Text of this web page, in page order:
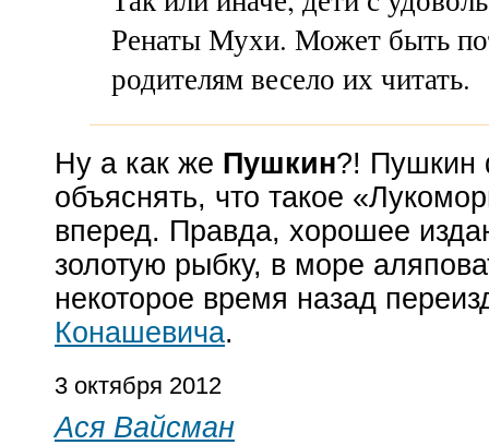
Ренаты Мухи. Может быть
родителям весело их читать.
Ну а как же Пушкин?! Пушкин
объяснять, что такое
вперед. Правда, хорошее
золотую рыбку, в море
некоторое время назад
Конашевича.
3 октября 2012
Ася Вайсман